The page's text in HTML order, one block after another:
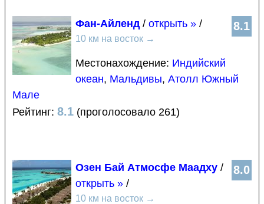
8.1
Фан-Айленд / открыть » /
10 км на восток →
Местонахождение: Индийский
океан, Мальдивы, Атолл Южный
Мале
Рейтинг: 8.1 (проголосовало 261)
8.0
Озен Бай Атмосфе Маадху /
открыть » /
10 км на восток →